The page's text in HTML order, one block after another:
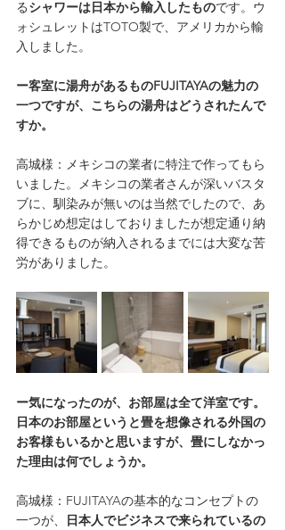
るシャワーは日本から輸入したものです。ウ
ォシュレットはTOTO製で、アメリカから輸
入しました。
ー客室に湯舟があるものFUJITAYAの魅力の
一つですが、こちらの湯舟はどうされたんで
すか。
高城様：メキシコの業者に特注で作ってもら
いました。メキシコの業者さんが深いバスタ
ブに、馴染みが無いのは当然でしたので、あ
らかじめ想定はしておりましたが想定通り納
得できるものが納入されるまでには大変な苦
労がありました。
ー気になったのが、お部屋は全て洋室です。
日本のお部屋というと畳を想像される外国の
お客様もいるかと思いますが、畳にしなかっ
た理由は何でしょうか。
高城様：FUJITAYAの基本的なコンセプトの
一つが、
日本人でビジネスで来られているの